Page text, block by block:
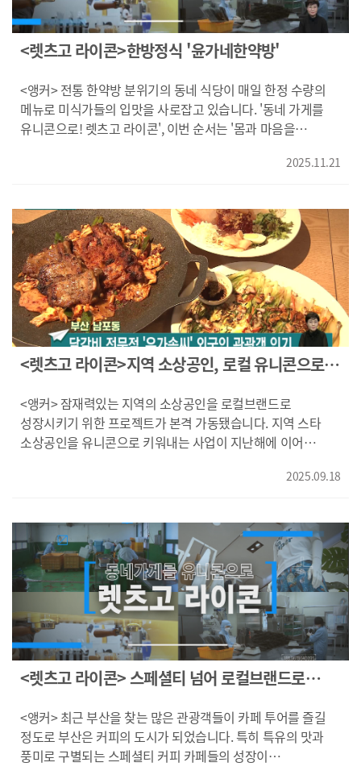
물론이고 활용처 역시 다양해질 것으로 보여 고부가가치
상품으로도 주목받고 있습니다. knn 이태훈입니다. 영상취재
권용국
찾지 못하는게 현실입니다. {안증늠/경남 의령군/망개 잎을
싸니까 변질도 안되고 좋아요. 이파리는 버리지 어쩌겠어. 한
번 쓴거니 쓰지를 못하거든요.} 하지만 이제는 망개잎의
1인 기업이 망개잎을 갈아 쌀과자 등 새로운 로컬푸드로
만들어 팔기 시작했습니다. 망개잎이 향균 뿐 아니라
항염작용과 혈당을 낮추는데도 효능이 있다는 점을 강조해
활용한 로컬푸드가 지역의 가치를 높이는 브랜드 전략으로
주목받고 있습니다. KNN 이태훈입니다. 영상취재 박영준
<렛츠고 라이콘>한방정식 '윤가네한약방'
<앵커> 전통 한약방 분위기의 동네 식당이 매일 한정 수량의
메뉴로 미식가들의 입맛을 사로잡고 있습니다. '동네 가게를
유니콘으로! 렛츠고 라이콘', 이번 순서는 '몸과 마음을
이름처럼 한약방을 연상케하는 이 가게의 대표 메뉴는 수제
연잎밥정식. 창원 주남저수지에서 난 연잎에 찹쌀과 지역에서
난 밤, 고구마, 은행, 잣 등 8가지 농산물을 넣어 쪄냅니다. 매일
직접 우려낸 사골 곰국과 한약재 육수로 삶은 보쌈, 여기에
당일 아침 장을 본 제철 식재료로 만든 아홉가지 반찬까지
더해져 한상을 차립니다. {박주현/경남 창원시/"제철 음식이나
이런 것들로 정갈하게 한 상 나오고 해서 진짜 한약방에 와
가지고 든든하게 한 끼 먹고 가는 기분이 듭니다."} 연잎밥과
함께 대추와 치자로 맛과 향, 색감을 낸 윤가정식 단 두가지
윤가네한약방 대표/" 50인 오시는 손님들에게만 제가 최선을
다하자. 그리고 매일매일 바뀌는 음식을 보여드리자. 잘 챙겨
드시는 것만으로도 면역 증진에 효과가 있다라고 저는 생각을
이미 외지 손님을 비롯한 많은 이들이 찾아와 조금만 늦으면
맛있는 것 같아요. 샐러드 안에 감이 있어가지고 조금 더
새콤하고 맛있는것 같습니다."} 약재시장이 활성화됐던 옛
창원 소답시장에서 영감을 받아 시장 인근 골목에 지난해 식당
문을 열었습니다. {윤예성/윤가한약방 대표/"지역 동네에 계신
분들도 여기 옛 추억을 되짚으시면서 저희 매장에서 옛 향취를
느껴가시는 그런 매장이었으면 좋겠습니다."} 참기름 생산 등
지역 특산물 2차 가공품으로 지역과의 상생방안도 찾고 있는
'윤가네한약방'은 품질유지로 브랜드가치를 높이며 전통의
맛을 지켜나가고 있습니다. KNN 김동환입니다. 영상취재
전재현
2025.11.21
<렛츠고 라이콘>지역 소상공인, 로컬 유니콘으로
<앵커> 잠재력있는 지역의 소상공인을 로컬브랜드로
성장시키기 위한 프로젝트가 본격 가동됐습니다. 지역 스타
소상공인을 유니콘으로 키워내는 사업이 지난해에 이어
남포동 비프광장에 자리잡은 닭갈비 전문점 '유가솜씨' 입니다.
관광객들의 발길이 이어지고 있습니다. 숯불향을 입힌
닭갈비와 해물파전 등이 외국인들의 입맛을 사로잡습니다.
{옌니/베트남/"여기 맛이 좋아요. 매운 음식은 못먹었는데
여기는 입맛에 맞아요"} 외국인 취향에 맞는 레시피를
개발하고 영어와 중국어 메뉴판도 갖췄습니다. 해외매장
진출을 잠시 미룬 대신, 부산을 찾는 외국인 손님맞이와 밀키트
생산에 힘을 쏟고 있습니다. {유재진/맛모아식품
'유가솜씨'대표/"(외국관광객들에게)선택받는 메뉴들을
가지고 또 현지화를 하는 게 조금 더 효율적이고 또 그게 또
될 것 같아서 저희가 그렇게 하고 있습니다."} 부산경남에서
샤브전문점 매장을 운영하고 있는 '샤브해연'입니다. 어묵과
팥앙금, 지역브랜드 커피 등 부산의 향토기업이 생산하는
2025.09.18
<렛츠고 라이콘> 스페셜티 넘어 로컬브랜드로
<앵커> 최근 부산을 찾는 많은 관광객들이 카페 투어를 즐길
정도로 부산은 커피의 도시가 되었습니다. 특히 특유의 맛과
풍미로 구별되는 스페셜티 커피 카페들의 성장이